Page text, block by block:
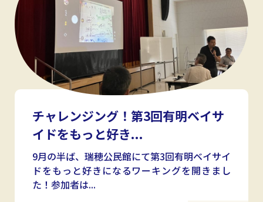
チャレンジング！第3回有明ベイサ
イドをもっと好き...
9月の半ば、瑞穂公民館にて第3回有明ベイサイ
ドをもっと好きになるワーキングを開きまし
た！参加者は...